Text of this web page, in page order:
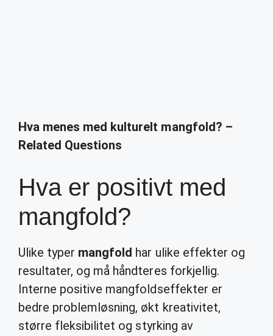
Hva menes med kulturelt mangfold? –
Related Questions
Hva er positivt med
mangfold?
Ulike typer mangfold har ulike effekter og
resultater, og må håndteres forkjellig.
Interne positive mangfoldseffekter er
bedre problemløsning, økt kreativitet,
større fleksibilitet og styrking av